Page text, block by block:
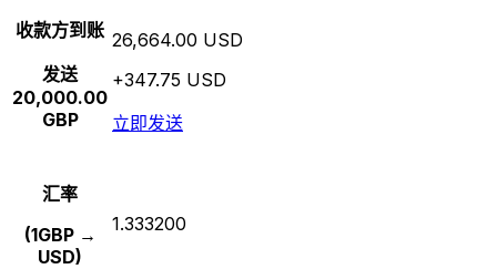
收款方到账
发送
20,000.00
GBP
26,664.00 USD
+347.75 USD
立即发送
汇率
(1GBP →
USD)
1.333200